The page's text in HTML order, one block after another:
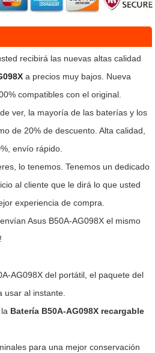
recibirá las nuevas altas calidad
a precios muy bajos. Nueva
compatibles con el original.
ver, la mayoría de las baterías y los
de 20% de descuento. Alta calidad,
envío rápido.
lo tenemos. Tenemos un dedicado
al cliente que le dirá lo que usted
experiencia de compra.
Asus B50A-AG098X el mismo
AG098X del portátil, el paquete del
usar al instante.
Batería B50A-AG098X recargable
para una mejor conservación